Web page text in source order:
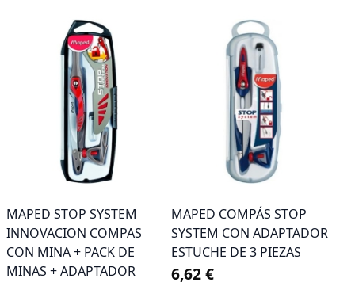
MAPED STOP SYSTEM
INNOVACION COMPAS
CON MINA + PACK DE
MINAS + ADAPTADOR
MAPED COMPÁS STOP
SYSTEM CON ADAPTADOR
ESTUCHE DE 3 PIEZAS
6,62 €